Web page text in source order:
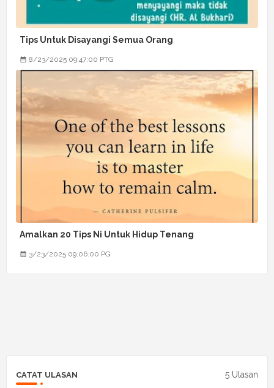
Tips Untuk Disayangi Semua Orang
8/23/2025 09:47:00 PTG
Amalkan 20 Tips Ni Untuk Hidup Tenang
3/23/2025 09:06:00 PG
CATAT ULASAN 5 Ulasan